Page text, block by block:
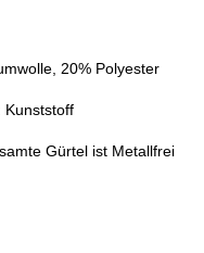
20% Polyester
Kunststoff
Gürtel ist Metallfrei